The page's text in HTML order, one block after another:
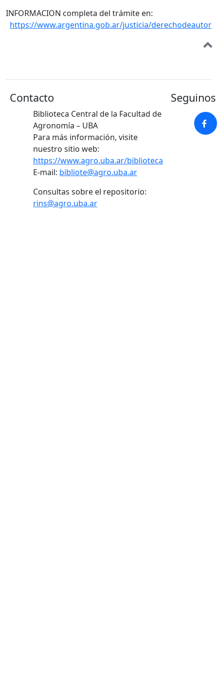
INFORMACION completa del trámite en:
https://www.argentina.gob.ar/justicia/derechodeautor
Contacto
Biblioteca Central de la Facultad de
Agronomía – UBA
Para más información, visite
nuestro sitio web:
https://www.agro.uba.ar/biblioteca
E-mail: bibliote@agro.uba.ar
Consultas sobre el repositorio:
rins@agro.uba.ar